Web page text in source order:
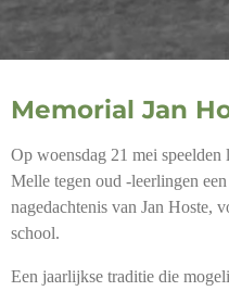
Memorial Jan
Op woensdag 21 mei
Melle tegen oud -leerlingen
nagedachtenis van Jan Hoste,
school.
Een jaarlijkse traditie die